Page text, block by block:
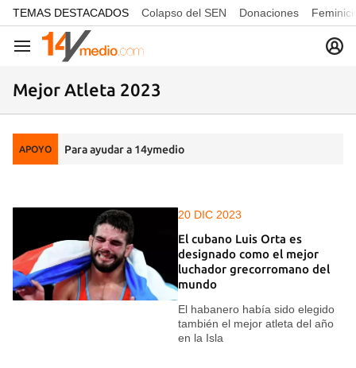
common.go-to-content
TEMAS DESTACADOS Colapso del SEN Donaciones
Navegación
Mejor Atleta 2023
APOYO Para ayudar a 14ymedio
20 DIC 2023
El cubano Luis Orta es
designado como el mejor
luchador grecorromano del
mundo
El habanero había sido elegido
también el mejor atleta del año
en la Isla